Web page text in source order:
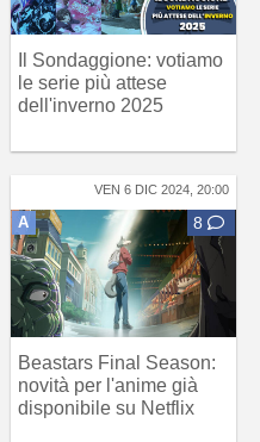
Il Sondaggione: votiamo
le serie più attese
dell'inverno 2025
VEN 6 DIC 2024, 20:00
A 8
Beastars Final Season:
novità per l'anime già
disponibile su Netflix